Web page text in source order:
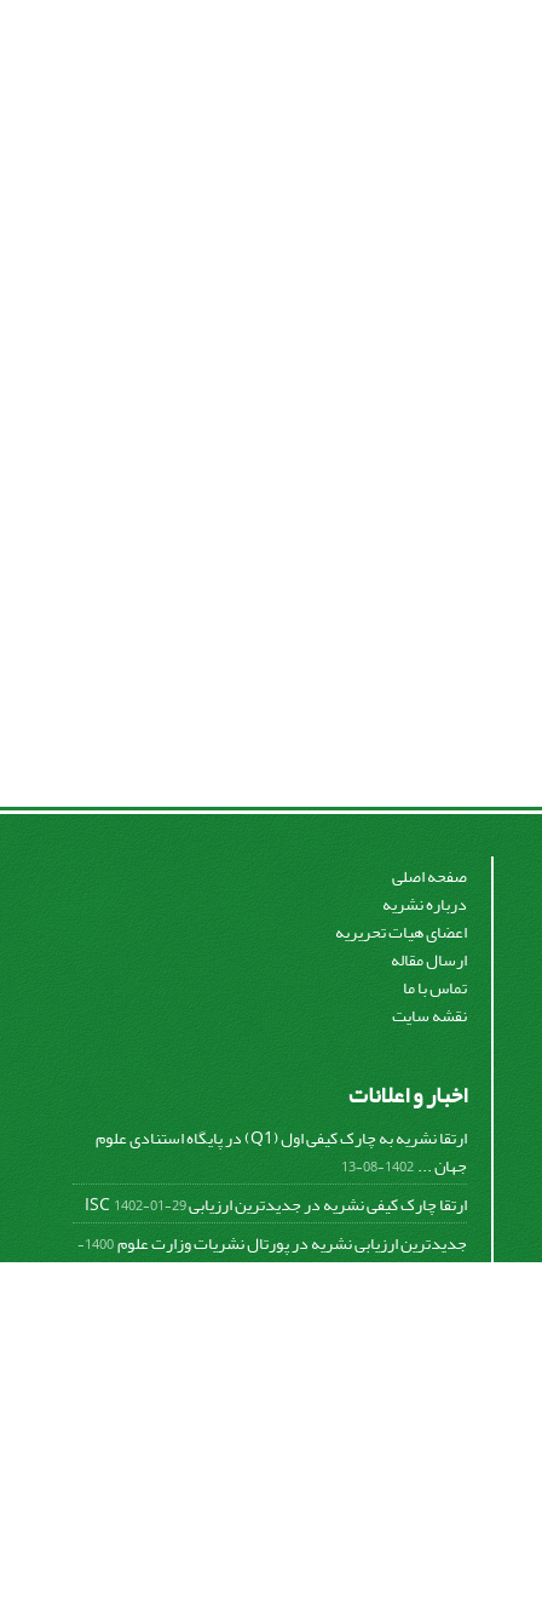
صفحه اصلی
درباره نشریه
اعضای هیات تحریریه
ارسال مقاله
تماس با ما
نقشه سایت
اخبار و اعلانات
ارتقا نشریه به چارک کیفی اول (Q1) در پایگاه استنادی علوم
جهان ...1402-08-13
ارتقا چارک کیفی نشریه در جدیدترین ارزیابی ISC1402-01-29
جدیدترین ارزیابی نشریه در پورتال نشریات وزارت علوم
1400-